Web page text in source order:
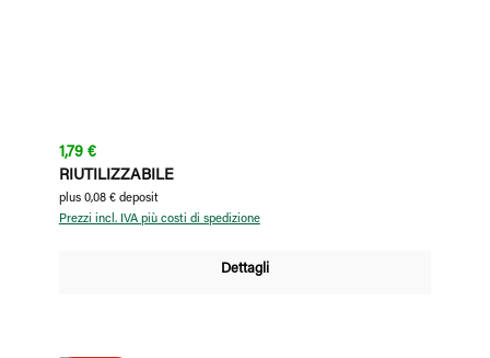
Prezzo normale:
1,79 €
RIUTILIZZABILE
plus 0,08 € deposit
Prezzi incl. IVA più costi di spedizione
Dettagli